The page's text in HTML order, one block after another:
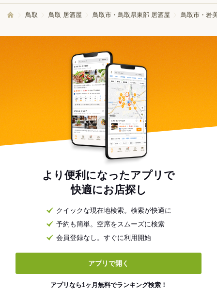
鳥取 鳥取 居酒屋 鳥取市・鳥取県東部 居酒屋 鳥取市・岩
より便利になったアプリで
快適にお店探し
クイックな現在地検索。検索が快適に
予約も簡単。空席をスムーズに検索
会員登録なし。すぐに利用開始
アプリで開く
アプリなら1ヶ月無料でランキング検索！